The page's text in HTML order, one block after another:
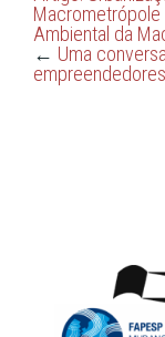
janela) janela)
Macrometrópole
Ambiental da
← Uma